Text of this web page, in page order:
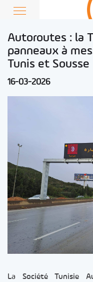
Autoroutes : la
panneaux à
Tunis et Sousse
16-03-2026
La Société Tunisie